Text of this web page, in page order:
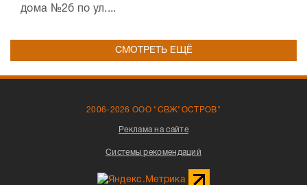
дома №2б по ул....
СМОТРЕТЬ ЕЩЁ
2006-2026 ООО "СВЖ"ОСТРОВ"
Реклама на сайте
Системы рекомендаций